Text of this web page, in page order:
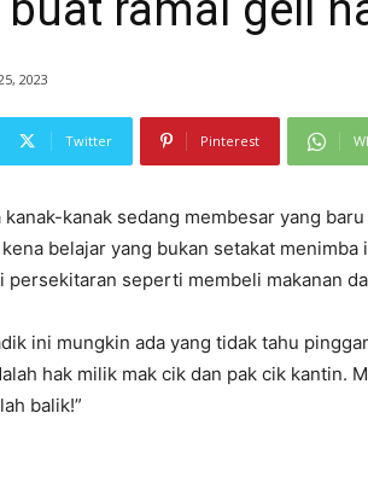
2023
Twitter Pinterest
kanak-kanak sedang membesar yang
belajar yang bukan setakat
persekitaran seperti membeli makanan
ini mungkin ada yang tidak tahu
hak milik mak cik dan pak cik kantin.
balik!”